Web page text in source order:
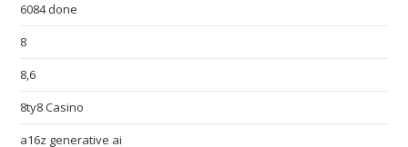
6084 done
8
8,6
8ty8 Casino
a16z generative ai